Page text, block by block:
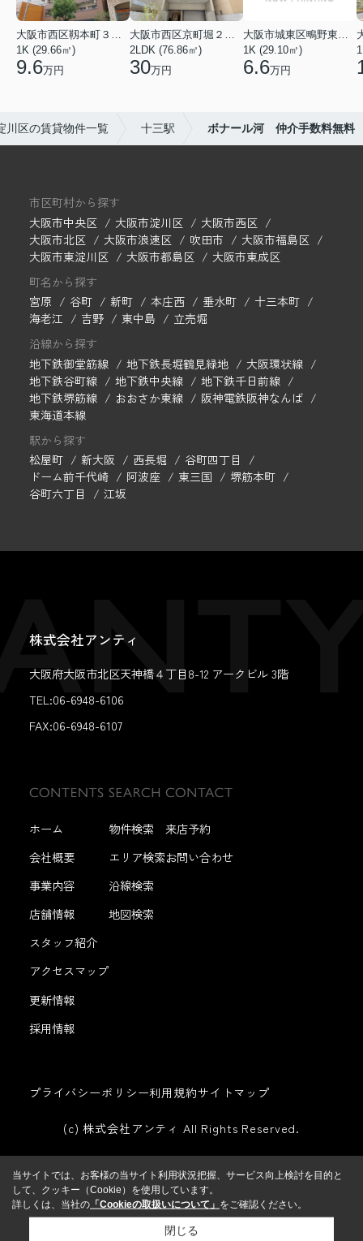
大阪市西区靱本町３丁目
1K (29.66㎡)
9.6万円
大阪市西区京町堀２丁目
2LDK (76.86㎡)
30万円
大阪市城東区鴫野東３丁目
1K (29.10㎡)
6.6万円
川区の賃貸物件一覧 十三駅 ボナール河 仲介手数料無料
市区町村から探す
大阪市中央区
大阪市淀川区
大阪市西区
大阪市北区
大阪市浪速区 吹田市
大阪市福島区
大阪市東淀川区
大阪市都島区
大阪市東成区
町名から探す
宮原
谷町 新町 本庄西 垂水町
十三本町
海老江
吉野 東中島
立売堀
沿線から探す
地下鉄御堂筋線
地下鉄長堀鶴見緑地
大阪環状線
地下鉄谷町線
地下鉄中央線
地下鉄千日前線
地下鉄堺筋線
おおさか東線
阪神電鉄阪神なんば
東海道本線
駅から探す
松屋町
新大阪 西長堀
谷町四丁目
ドーム前千代崎
阿波座 東三国
堺筋本町
谷町六丁目
江坂
株式会社アンティ
大阪府大阪市北区天神橋４丁目8-12 アークビル 3階
TEL:06-6948-6106
FAX:06-6948-6107
ホーム
会社概要
事業内容
店舗情報
スタッフ紹介
アクセスマップ
更新情報
採用情報
物件検索
エリア検索
沿線検索
地図検索
来店予約
お問い合わせ
プライバシーポリシー利用規約サイトマップ
(c) 株式会社アンティ All Rights Reserved.
当サイトでは、お客様の当サイト利用状況把握、サービス向上検討を目的と
して、クッキー（Cookie）を使用しています。
詳しくは、当社の 「Cookieの取扱いについて」 をご確認ください。
閉じる